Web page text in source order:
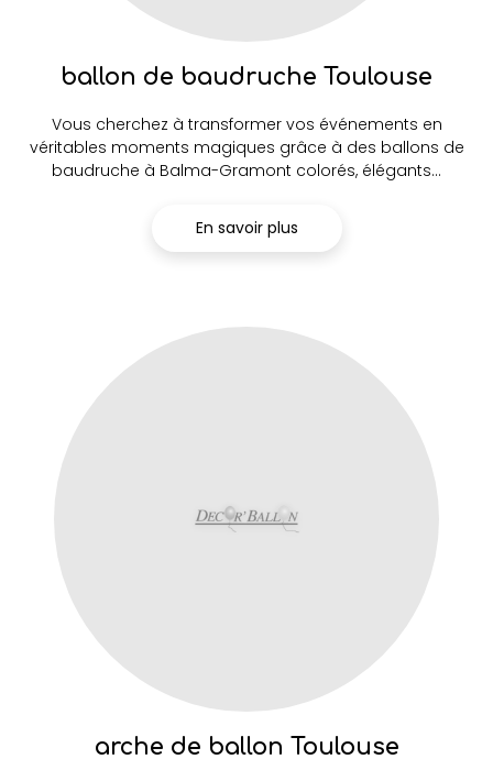
ballon de baudruche Toulouse
Vous cherchez à transformer vos événements en
véritables moments magiques grâce à des ballons de
baudruche à Balma-Gramont colorés, élégants...
En savoir plus
arche de ballon Toulouse